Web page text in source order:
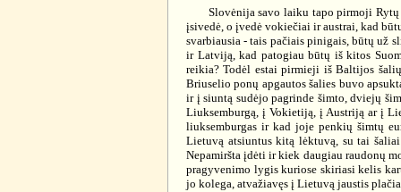
Slovėnija savo laiku tapo pirmoji Rytų
įsivedė, o įvedė vokiečiai ir austrai, kad
svarbiausia - tais pačiais pinigais, būtų už
ir Latviją, kad patogiau būtų iš kitos
reikia? Todėl estai pirmieji iš Baltijos
Briuselio ponų apgautos šalies buvo
ir į siuntą sudėjo pagrinde šimto, dviejų
Liuksemburgą, į Vokietiją, į Austriją ar į
liuksemburgas ir kad joje penkių šimtų
Lietuvą atsiuntus kitą lėktuvą, su tai
Nepamiršta įdėti ir kiek daugiau raudonų
pragyvenimo lygis kuriose skiriasi kelis
jo kolega, atvažiavęs į Lietuvą jaustis